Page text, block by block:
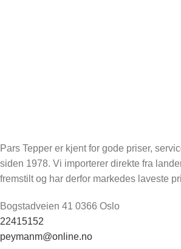
Pars Tepper er kjent for gode priser,
siden 1978. Vi importerer direkte fra
fremstilt og har derfor markedes laveste
Bogstadveien 41 0366 Oslo
22415152
peymanm@online.no